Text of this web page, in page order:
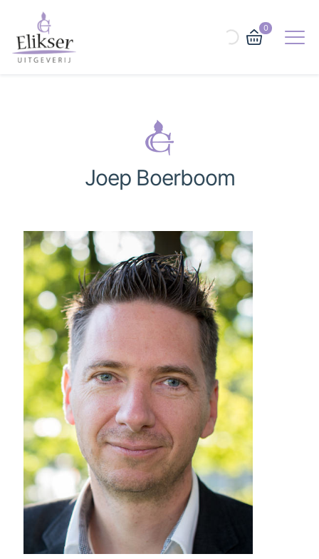
0
Joep Boerboom